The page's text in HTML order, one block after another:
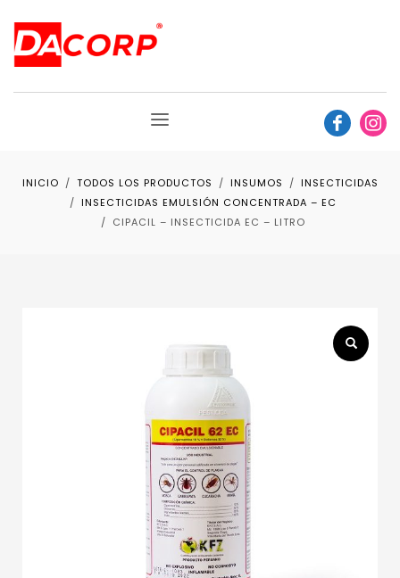
INICIO TODOS LOS PRODUCTOS INSUMOS
INSECTICIDAS
INSECTICIDAS EMULSIÓN CONCENTRADA – EC
CIPACIL – INSECTICIDA EC – LITRO